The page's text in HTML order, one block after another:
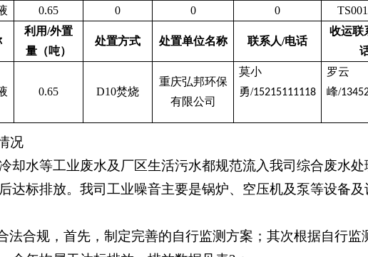
0.65 0 0 0
利用/外置
量（吨）
处置方式 处置单位名称 联系人/电话
收运联
0.65 D10焚烧
重庆弘邦环保
有限公司
莫小
勇/15215111118
罗云
峰/
况
却水等工业废水及厂区生活污水都规范流入我司综合废水
达标排放。我司工业噪音主要是锅炉、空压机及泵等设备
法合规，首先，制定完善的自行监测方案；其次根据自行